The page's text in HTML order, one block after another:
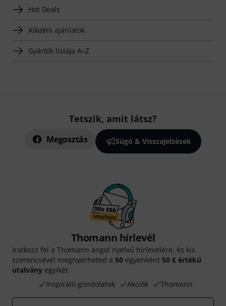
Hot Deals
Alkalmi ajánlatok
Gyártók listája A–Z
Tetszik, amit látsz?
Megosztás Súgó & Visszajelzések
Thomann hírlevél
Iratkozz fel a Thomann angol nyelvű hírlevelére, és kis
szerencsével megnyerheted a 50 egyenként 50 € értékű
utalvány egyikét.
Inspiráló gondolatok
Akciók Thomann